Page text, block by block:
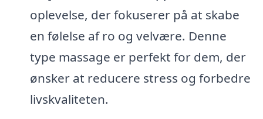
oplevelse, der fokuserer på at skabe
en følelse af ro og velvære. Denne
type massage er perfekt for dem, der
ønsker at reducere stress og forbedre
livskvaliteten.